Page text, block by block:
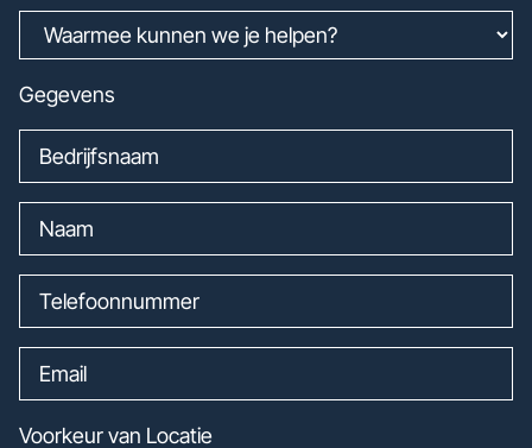
Gegevens
Voorkeur van Locatie